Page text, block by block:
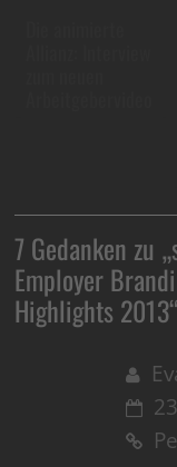
7 Gedanken zu „
Employer
Highlights 2013“